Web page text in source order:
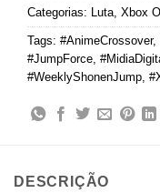
Categorias: Luta Xbox
Tags: #AnimeCrossover,
#JumpForce
#WeeklyShonenJump
DESCRIÇÃO